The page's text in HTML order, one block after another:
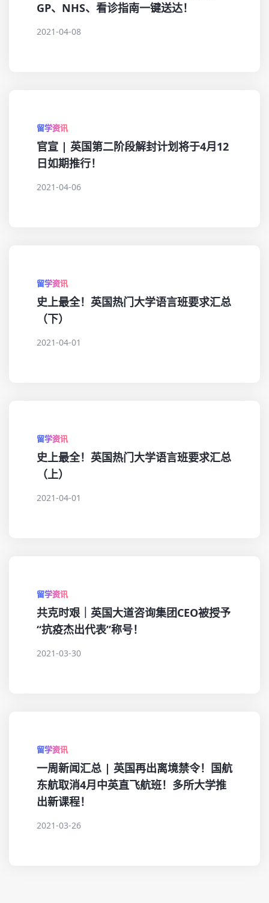
GP、NHS、看诊指南一键送达！
2021-04-08
留学资讯
官宣 | 英国第二阶段解封计划将于4月12
日如期推行！
2021-04-06
留学资讯
史上最全！英国热门大学语言班要求汇总
（下）
2021-04-01
留学资讯
史上最全！英国热门大学语言班要求汇总
（上）
2021-04-01
留学资讯
共克时艰｜英国大道咨询集团CEO被授予
“抗疫杰出代表”称号！
2021-03-30
留学资讯
一周新闻汇总 | 英国再出离境禁令！国航
东航取消4月中英直飞航班！多所大学推
出新课程！
2021-03-26